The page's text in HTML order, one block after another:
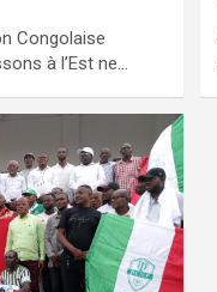
Congolaise
à l’Est ne…